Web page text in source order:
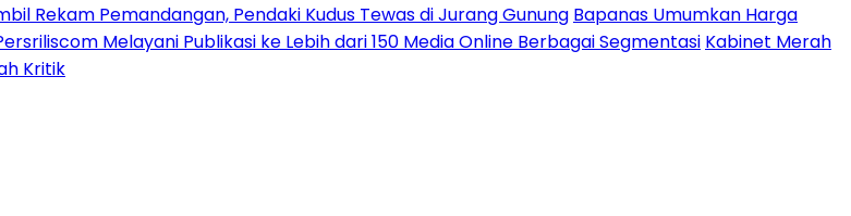
Rekam Pemandangan, Pendaki Kudus Tewas di Jurang Gunung Bapanas Umumkan Harga
Melayani Publikasi ke Lebih dari 150 Media Online Berbagai Segmentasi Kabinet Merah
Kritik